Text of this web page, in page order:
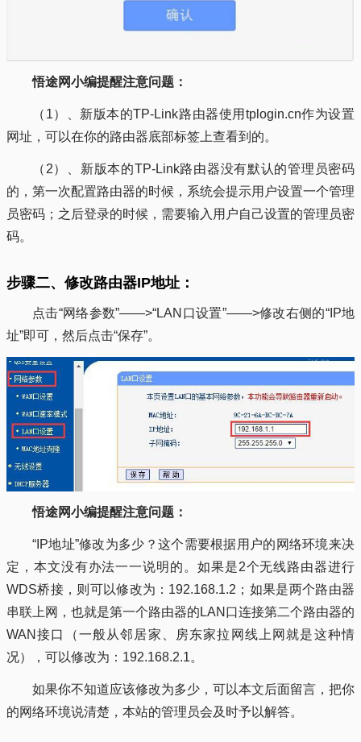
悟途网小编提醒注意问题：
（1）、新版本的TP-Link路由器使用tplogin.cn作为设置
网址，可以在你的路由器底部标签上查看到的。
（2）、新版本的TP-Link路由器没有默认的管理员密码
的，第一次配置路由器的时候，系统会提示用户设置一个管理
员密码；之后登录的时候，需要输入用户自己设置的管理员密
码。
步骤二、修改路由器IP地址：
点击“网络参数”——>“LAN口设置”——>修改右侧的“IP地
址”即可，然后点击“保存”。
悟途网小编提醒注意问题：
“IP地址”修改为多少？这个需要根据用户的网络环境来决
定，本文没有办法一一说明的。如果是2个无线路由器进行
WDS桥接，则可以修改为：192.168.1.2；如果是两个路由器
串联上网，也就是第一个路由器的LAN口连接第二个路由器的
WAN接口（一般从邻居家、房东家拉网线上网就是这种情
况），可以修改为：192.168.2.1。
如果你不知道应该修改为多少，可以本文后面留言，把你
的网络环境说清楚，本站的管理员会及时予以解答。